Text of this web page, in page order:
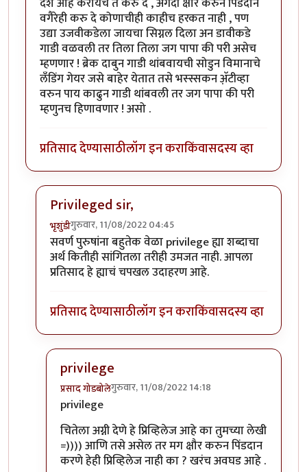
वगैरेही करु दे कोणाचीही काहीच हरकत नाही , पण
उद्या उजवीकडेला जायचा सिग्नल दिला अन डावीकडे
गाडी वळवली तर तिला तिला जग पापा की परी असेच
म्हणणार ! ब्रेक दाबुन गाडी थांबवायची सोडुन विमानाचे
लँडिंग गेयर जसे बाहेर येतात तसे भस्स्सकन अ‍ॅ़टीव्हा
वरुन पाय काढुन गाडी थांबवली तर जग पापा की परी
म्हणुनच हिणावणार ! असो .
प्रतिसाद देण्यासाठीलॉग इन कराकिंवासदस्य व्हा
Privileged sir,
भृशुंडीगुरुवार, 11/08/2022 04:45
In reply toउगाचचbyप्रसाद गोडबोले
सवर्ण पुरुषांना बहुतेक वेळा privilege ह्या शब्दाचा
अर्थ कितीही सांगितला तरीही उमजत नाही. आपला
प्रतिसाद हे ह्याचं चपखल उदाहरण आहे.
प्रतिसाद देण्यासाठीलॉग इन कराकिंवासदस्य व्हा
privilege
प्रसाद गोडबोलेगुरुवार, 11/08/2022 14:18
In reply to
privilege
चितेला अग्नी देणे हे प्रिव्हिलेज आहे का तुमच्या लेखी
=)))) आणि तसे असेल तर मग क्षौर करुन पिंडदान
करणे हेही प्रिव्हिलेज नाही का ? खरंच अवघड आहे .